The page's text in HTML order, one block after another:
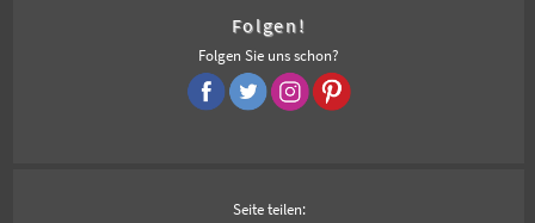
Folgen!
Folgen Sie uns schon?
Seite teilen: